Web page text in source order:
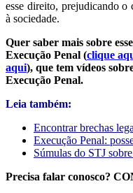
esse direito, prejudicando o
à sociedade.
Quer saber mais sobre
Execução Penal (clique
aqui), que tem vídeos
Execução Penal.
Leia também:
Encontrar brechas
Execução Penal:
Súmulas do STJ
Precisa falar conosco?